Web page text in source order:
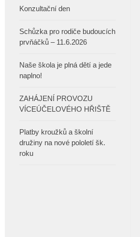
Konzultační den
Schůzka pro rodiče budoucích
prvňáčků – 11.6.2026
Naše škola je plná dětí a jede
naplno!
ZAHÁJENÍ PROVOZU
VÍCEÚČELOVÉHO HŘIŠTĚ
Platby kroužků a školní
družiny na nové pololetí šk.
roku